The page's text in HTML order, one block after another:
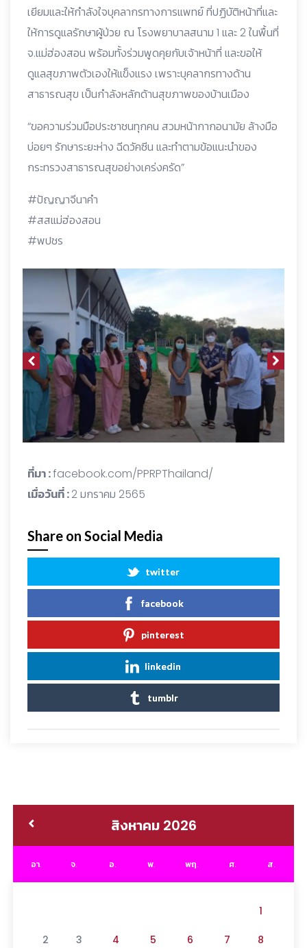
เยียมและให้กำลังใจบุคลากรทางการแพทย์ ที่ปฏิบัติหน้าที่และ
ให้การดูแลรักษาผู้ป่วย ณ โรงพยาบาลสนาม 1 และ 2 ในพื้นที่
จ.แม่ฮ่องสอน พร้อมทั้งร่วมพูดคุยกับเจ้าหน้าที่ และขอให้
ดูแลสุขภาพตัวเองให้แข็งแรง เพราะบุคลากรทางด้าน
สาธารณสุข เป็นกำลังหลักด้านสุขภาพของบ้านเมือง
“ขอความร่วมมือประชาชนทุกคน สวมหน้ากากอนามัย ล้างมือ
บ่อยๆ รักษาระยะห่าง ฉีดวัคซีน และทำตามข้อแนะนำของ
กระทรวงสาธารณสุขอย่างเคร่งครัด”
#ปัญญาจีนาคำ
#สสแม่ฮ่องสอน
#พปชร
ที่มา :facebook.com/PPRPThailand/
เมื่อวันที่ :2 มกราคม 2565
Share on Social Media
twitter
facebook
pinterest
linkedin
tumblr
สิงหาคม 2026
อา. จ. อ. พ. พฤ. ศ. ส.
1
2 3 4 5 6 7 8